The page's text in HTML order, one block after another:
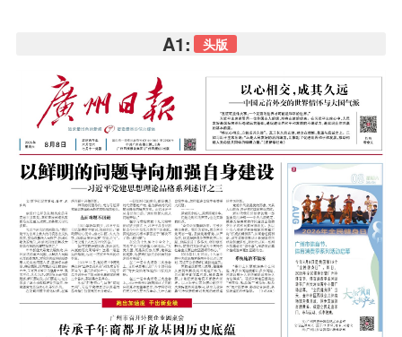
A1: 头版